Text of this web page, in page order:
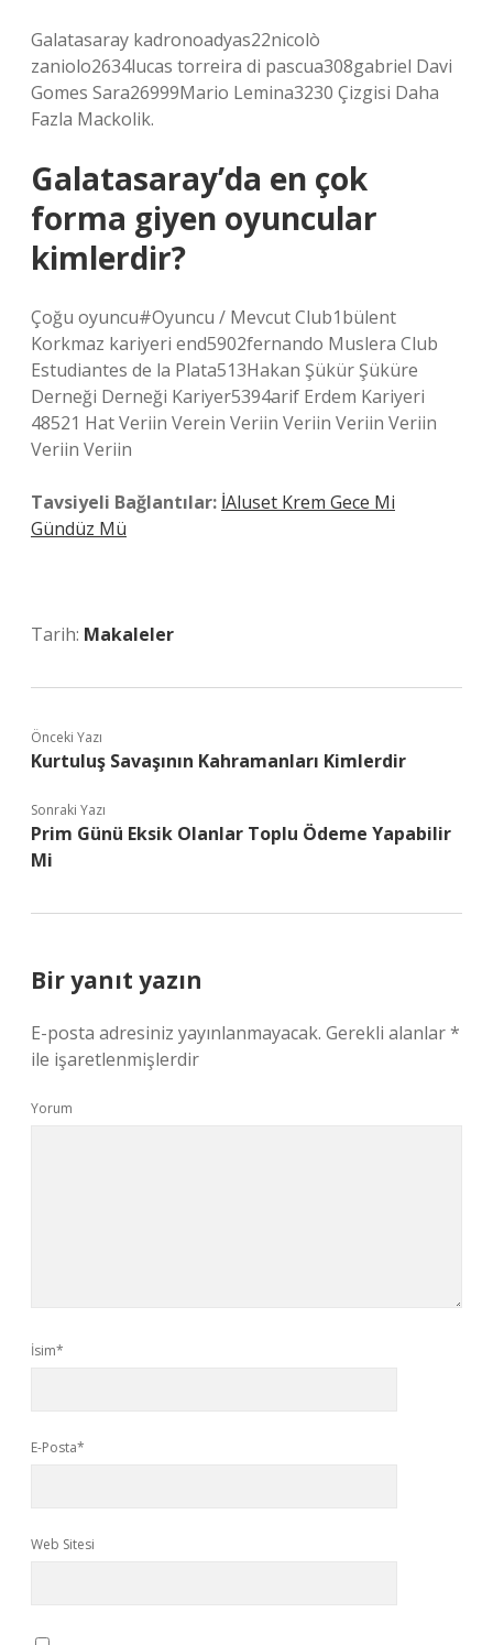
Galatasaray kadronoadyas22nicolò
zaniolo2634lucas torreira di pascua308gabriel Davi
Gomes Sara26999Mario Lemina3230 Çizgisi Daha
Fazla Mackolik.
Galatasaray’da en çok
forma giyen oyuncular
kimlerdir?
Çoğu oyuncu#Oyuncu / Mevcut Club1bülent
Korkmaz kariyeri end5902fernando Muslera Club
Estudiantes de la Plata513Hakan Şükür Şüküre
Derneği Derneği Kariyer5394arif Erdem Kariyeri
48521 Hat Veriin Verein Veriin Veriin Veriin Veriin
Veriin Veriin
Tavsiyeli Bağlantılar: İAluset Krem Gece Mi
Gündüz Mü
Tarih: Makaleler
Önceki Yazı
Kurtuluş Savaşının Kahramanları Kimlerdir
Sonraki Yazı
Prim Günü Eksik Olanlar Toplu Ödeme Yapabilir
Mi
Bir yanıt yazın
E-posta adresiniz yayınlanmayacak. Gerekli alanlar*
ile işaretlenmişlerdir
Yorum
İsim*
E-Posta*
Web Sitesi